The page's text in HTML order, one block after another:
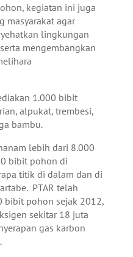
kegiatan ini juga
masyarakat agar
lingkungan
mengembangkan
1.000 bibit
alpukat, trembesi,
bambu.
lebih dari 8.000
bibit pohon di
titik di dalam dan di
PTAR telah
bibit pohon sejak 2012,
sekitar 18 juta
gas karbon